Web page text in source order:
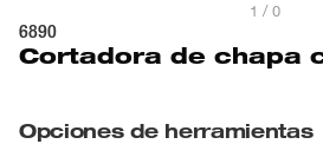
1 / 0
6890
Cortadora de chapa
Opciones de herramientas